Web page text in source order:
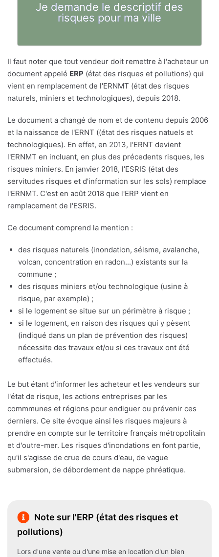
Je demande le descriptif des
risques pour ma ville
Il faut noter que tout vendeur doit remettre à l'acheteur un
document appelé ERP (état des risques et pollutions) qui
vient en remplacement de l'ERNMT (état des risques
naturels, miniers et technologiques), depuis 2018.
Le document a changé de nom et de contenu depuis 2006
et la naissance de l'ERNT ((état des risques natuels et
technologiques). En effet, en 2013, l'ERNT devient
l'ERNMT en incluant, en plus des précedents risques, les
risques miniers. En janvier 2018, l'ESRIS (état des
servitudes risques et d'information sur les sols) remplace
l'ERNMT. C'est en août 2018 que l'ERP vient en
remplacement de l'ESRIS.
Ce document comprend la mention :
des risques naturels (inondation, séisme, avalanche,
volcan, concentration en radon...) existants sur la
commune ;
des risques miniers et/ou technologique (usine à
risque, par exemple) ;
si le logement se situe sur un périmètre à risque ;
si le logement, en raison des risques qui y pèsent
(indiqué dans un plan de prévention des risques)
nécessite des travaux et/ou si ces travaux ont été
effectués.
Le but étant d'informer les acheteur et les vendeurs sur
l'état de risque, les actions entreprises par les
commmunes et régions pour endiguer ou prévenir ces
derniers. Ce site évoque ainsi les risques majeurs à
prendre en compte sur le territoire français métropolitain
et d'outre-mer. Les risques d'inondations en font partie,
qu'il s'agisse de crue de cours d'eau, de vague
submersion, de débordement de nappe phréatique.
Note sur l'ERP (état des risques et
pollutions)
Lors d'une vente ou d'une mise en location d'un bien